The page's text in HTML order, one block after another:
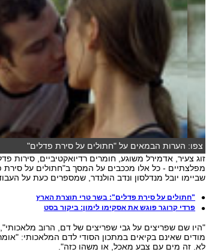
צפו: הערות הבמאים על "חתולים על סירת פדלים"
זוג צעיר, אדמירל משוגע, חומרים רדיואקטיביים, סירות
מפלצתיים - כל אלו מככבים על המסך ב"חתולים על סירת
שביימו יובל מנדלסון ונדב הולנדר, שמספרים כעת על
"חתולים על סירת פדלים": בשר טרי תוצרת הארץ
פרדי קרוגר פוגש את אסקימו לימון: ביקור בסט
"היו שם שפריצים על גבי שפריצים של דם, הרוב
מודים שאינם בקיאים במתכון הסודי לדם המלאכותי:
לא. זה מים עם צבע מאכל, או משהו כזה".